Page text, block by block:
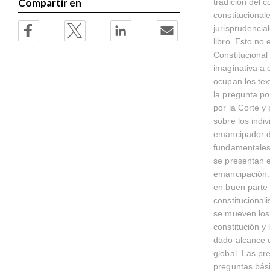
libro. Esto no
imaginativa a
ocupan los
la pregunta
por la Corte y
sobre los
emancipador
se presentan
en buen parte
se mueven
constitución y
dado alcance
global. Las
preguntas
Compartir en